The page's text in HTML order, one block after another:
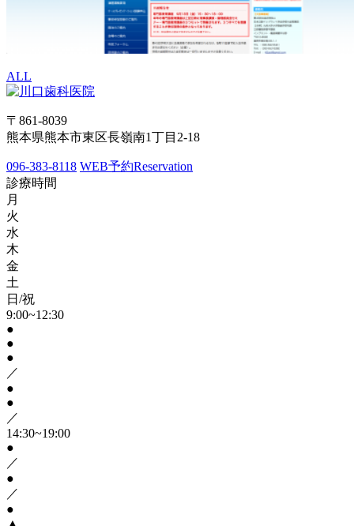
ALL
〒861-8039
熊本県熊本市東区長嶺南1丁目2-18
096-383-8118 WEB予約Reservation
診療時間
月
火
水
木
金
土
日/祝
9:00~12:30
●
●
●
／
●
●
／
14:30~19:00
●
／
●
／
●
▲